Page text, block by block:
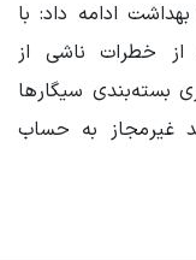
ادامه داد: با
خطرات ناشی از
بسته‌بندی سیگارها
غیرمجاز به حساب